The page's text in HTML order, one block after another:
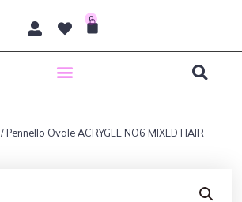
0
/ Pennello Ovale ACRYGEL NO6 MIXED HAIR